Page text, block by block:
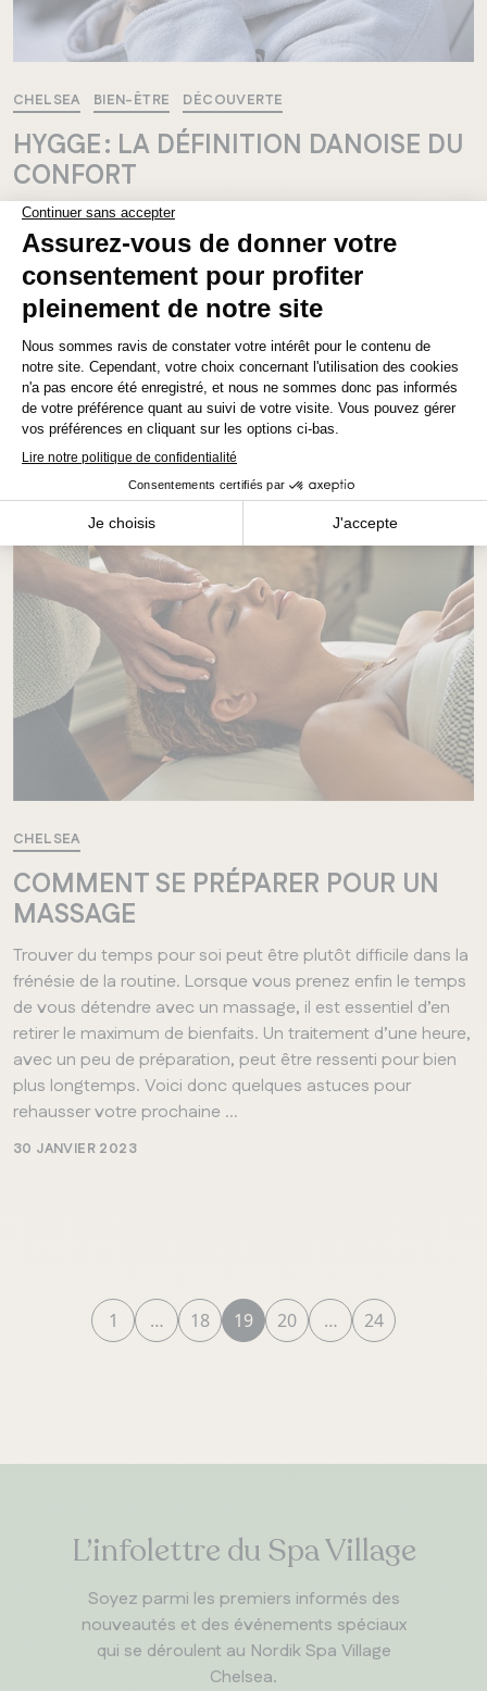
MANITOBA
Winnipeg
CHELSEA BIEN-ÊTRE DÉCOUVERTE
HYGGE : LA DÉFINITION DANOISE DU
CONFORT
Le dictionnaire Larousse définit le mot « hygge » (prononcé
« hoo-gah ») comme : Relatif à la douce quiétude émanant
de l’art de vivre danois. Même si vous n’êtes pas familier
avec cette expression danoise, vous avez probablement
déjà éprouvé le sentiment qu’elle procure.
21 MARS 2023
CHELSEA
COMMENT SE PRÉPARER POUR UN
MASSAGE
Trouver du temps pour soi peut être plutôt difficile dans la
frénésie de la routine. Lorsque vous prenez enfin le temps
de vous détendre avec un massage, il est essentiel d’en
retirer le maximum de bienfaits. Un traitement d’une heure,
avec un peu de préparation, peut être ressenti pour bien
plus longtemps. Voici donc quelques astuces pour
rehausser votre prochaine ...
30 JANVIER 2023
1 … 18 19 20 … 24
L’infolettre du Spa Village
Soyez parmi les premiers informés des
nouveautés et des événements spéciaux
qui se déroulent au Nordik Spa Village
Chelsea.